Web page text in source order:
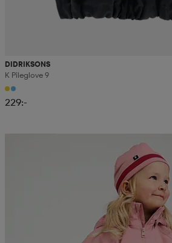
DIDRIKSONS
K Pileglove 9
229:-